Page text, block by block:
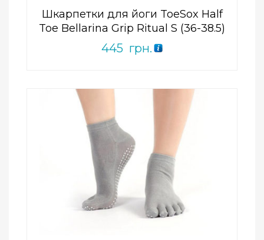
Шкарпетки для йоги ToeSox Half
Toe Bellarina Grip Ritual S (36-38.5)
445 грн.
ПРИДБАТИ
Add to Wishlist